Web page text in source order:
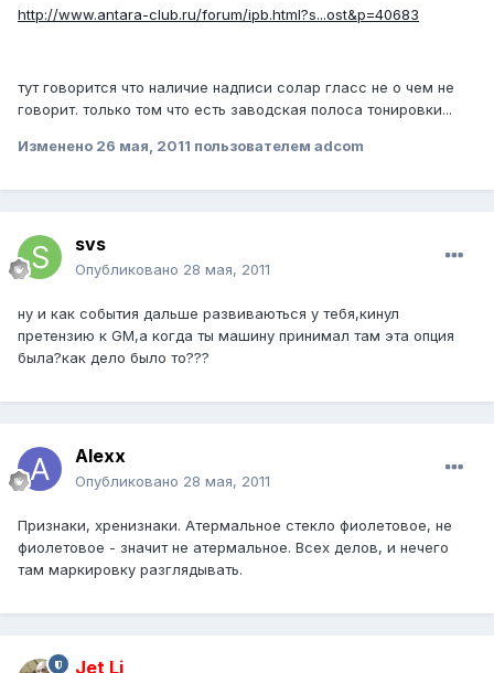
http://www.antara-club.ru/forum/ipb.html?s...ost&p=40683
тут говорится что наличие надписи солар гласс не о чем не
говорит. только том что есть заводская полоса тонировки...
Изменено 26 мая, 2011 пользователем adcom
svs
Опубликовано 28 мая, 2011
ну и как события дальше развиваються у тебя,кинул
претензию к GM,а когда ты машину принимал там эта опция
была?как дело было то???
Alexx
Опубликовано 28 мая, 2011
Признаки, хренизнаки. Атермальное стекло фиолетовое, не
фиолетовое - значит не атермальное. Всех делов, и нечего
там маркировку разглядывать.
Jet Li